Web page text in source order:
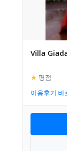
Villa
★ 평점 –
이용후기 바